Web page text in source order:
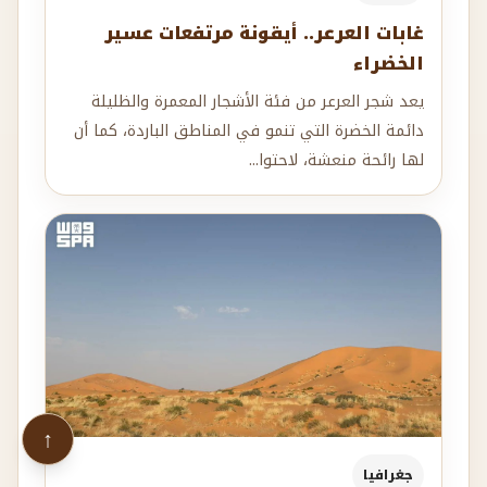
غابات العرعر.. أيقونة مرتفعات عسير
الخضراء
يعد شجر العرعر من فئة الأشجار المعمرة والظليلة
دائمة الخضرة التي تنمو في المناطق الباردة، كما أن
لها رائحة منعشة، لاحتوا...
جغرافيا
↑